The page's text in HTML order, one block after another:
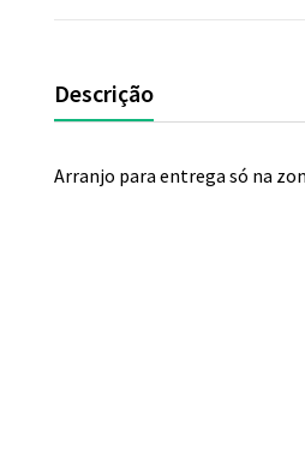
Descrição
Arranjo para entrega só na